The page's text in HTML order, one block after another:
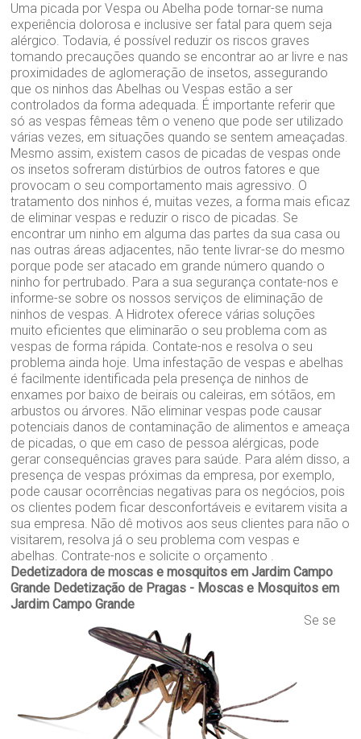
Uma picada por Vespa ou Abelha pode tornar-se numa
experiência dolorosa e inclusive ser fatal para quem seja
alérgico. Todavia, é possível reduzir os riscos graves
tomando precauções quando se encontrar ao ar livre e nas
proximidades de aglomeração de insetos, assegurando
que os ninhos das Abelhas ou Vespas estão a ser
controlados da forma adequada. É importante referir que
só as vespas fêmeas têm o veneno que pode ser utilizado
várias vezes, em situações quando se sentem ameaçadas.
Mesmo assim, existem casos de picadas de vespas onde
os insetos sofreram distúrbios de outros fatores e que
provocam o seu comportamento mais agressivo. O
tratamento dos ninhos é, muitas vezes, a forma mais eficaz
de eliminar vespas e reduzir o risco de picadas. Se
encontrar um ninho em alguma das partes da sua casa ou
nas outras áreas adjacentes, não tente livrar-se do mesmo
porque pode ser atacado em grande número quando o
ninho for pertrubado. Para a sua segurança contate-nos e
informe-se sobre os nossos serviços de eliminação de
ninhos de vespas. A Hidrotex oferece várias soluções
muito eficientes que eliminarão o seu problema com as
vespas de forma rápida. Contate-nos e resolva o seu
problema ainda hoje. Uma infestação de vespas e abelhas
é facilmente identificada pela presença de ninhos de
enxames por baixo de beirais ou caleiras, em sótãos, em
arbustos ou árvores. Não eliminar vespas pode causar
potenciais danos de contaminação de alimentos e ameaça
de picadas, o que em caso de pessoa alérgicas, pode
gerar consequências graves para saúde. Para além disso, a
presença de vespas próximas da empresa, por exemplo,
pode causar ocorrências negativas para os negócios, pois
os clientes podem ficar desconfortáveis e evitarem visita a
sua empresa. Não dê motivos aos seus clientes para não o
visitarem, resolva já o seu problema com vespas e
abelhas. Contrate-nos e solicite o orçamento .
Dedetizadora de moscas e mosquitos em Jardim Campo
Grande Dedetização de Pragas - Moscas e Mosquitos em
Jardim Campo Grande
Se se